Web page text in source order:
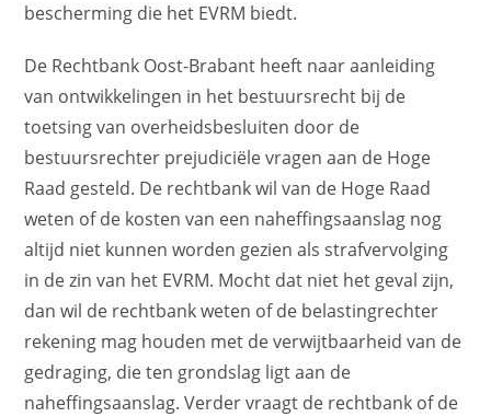
bescherming die het EVRM biedt.
De Rechtbank Oost-Brabant heeft naar aanleiding
van ontwikkelingen in het bestuursrecht bij de
toetsing van overheidsbesluiten door de
bestuursrechter prejudiciële vragen aan de Hoge
Raad gesteld. De rechtbank wil van de Hoge Raad
weten of de kosten van een naheffingsaanslag nog
altijd niet kunnen worden gezien als strafvervolging
in de zin van het EVRM. Mocht dat niet het geval zijn,
dan wil de rechtbank weten of de belastingrechter
rekening mag houden met de verwijtbaarheid van de
gedraging, die ten grondslag ligt aan de
naheffingsaanslag. Verder vraagt de rechtbank of de